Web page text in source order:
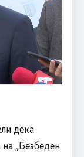
дека
„Безбеден